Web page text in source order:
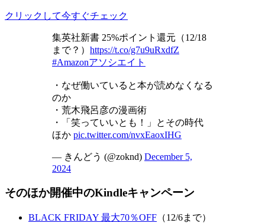
クリックして今すぐチェック
集英社新書 25%ポイント還元（12/18
まで？） https://t.co/g7u9uRxdfZ
#Amazonアソシエイト
・なぜ働いていると本が読めなくなる
のか
・荒木飛呂彦の漫画術
・「笑っていいとも！」とその時代
ほか pic.twitter.com/nvxEaoxIHG
— きんどう (@zoknd) December 5,
2024
そのほか開催中のKindleキャンペーン
BLACK FRIDAY 最大70％OFF （12/6まで）